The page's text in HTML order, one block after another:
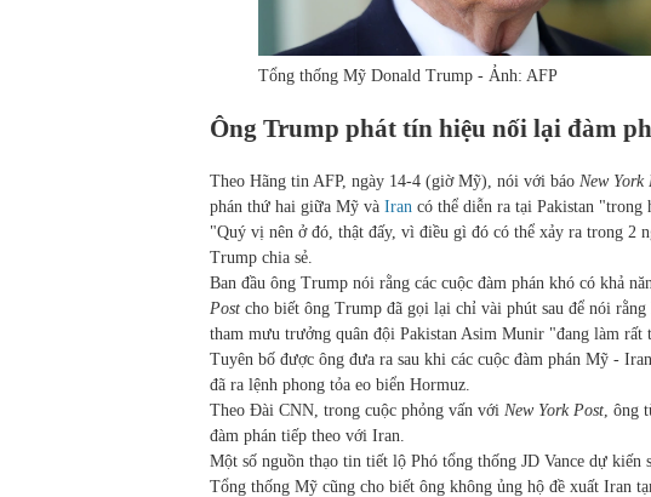
Tổng thống Mỹ Donald Trump - Ảnh: AFP
Ông Trump phát tín hiệu nối lại đàm
Theo Hãng tin AFP, ngày 14-4 (giờ Mỹ), nói với báo New York
phán thứ hai giữa Mỹ và Iran có thể diễn ra tại Pakistan "trong
"Quý vị nên ở đó, thật đấy, vì điều gì đó có thể xảy ra trong 2
Trump chia sẻ.
Ban đầu ông Trump nói rằng các cuộc đàm phán khó có khả
Post cho biết ông Trump đã gọi lại chỉ vài phút sau để nói
tham mưu trưởng quân đội Pakistan Asim Munir "đang làm rất
Tuyên bố được ông đưa ra sau khi các cuộc đàm phán Mỹ -
đã ra lệnh phong tỏa eo biển Hormuz.
Theo Đài CNN, trong cuộc phỏng vấn với New York Post , ông
đàm phán tiếp theo với Iran.
Một số nguồn thạo tin tiết lộ Phó tổng thống JD Vance dự kiến
Tổng thống Mỹ cũng cho biết ông không ủng hộ đề xuất Iran